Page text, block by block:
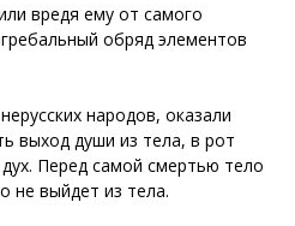
вредя ему от самого
обряд элементов
народов, оказали
выход души из тела, в рот
Перед самой смертью тело
не выйдет из тела.